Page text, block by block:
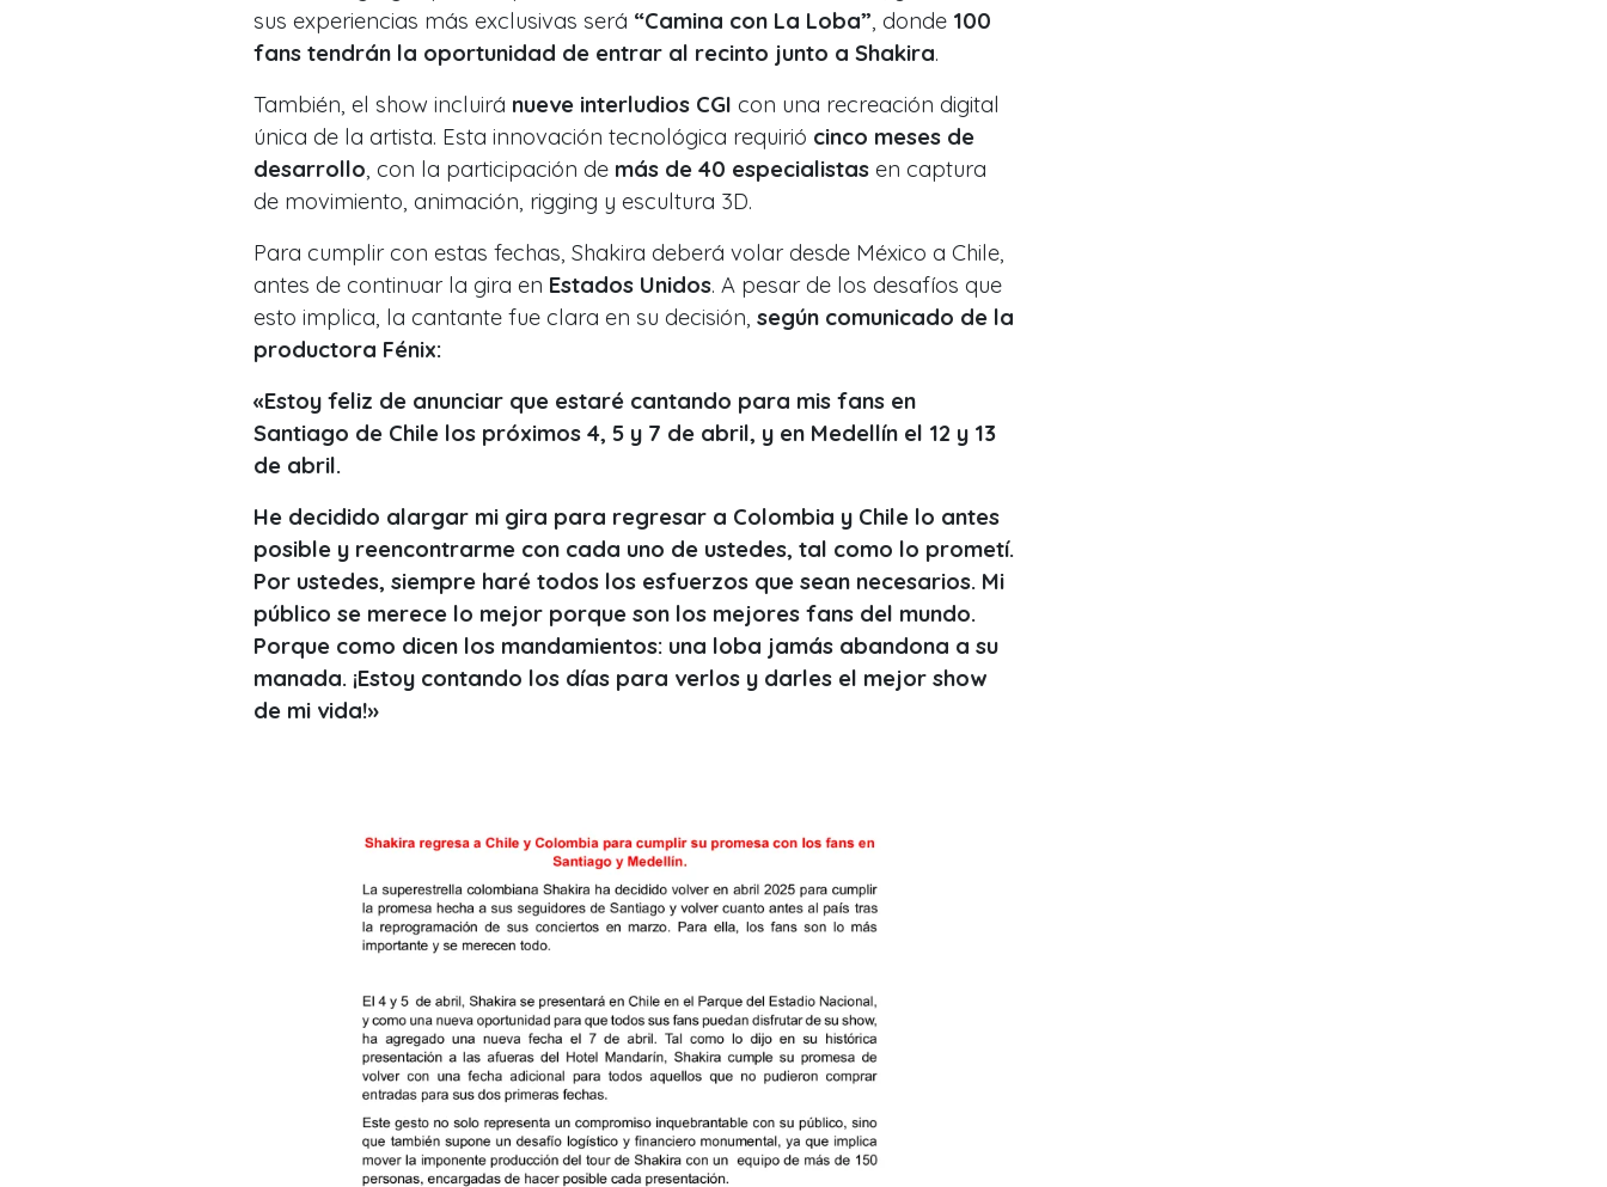
sus experiencias más exclusivas será “Camina con La Loba” , donde 100
fans tendrán la oportunidad de entrar al recinto junto a Shakira.
También, el show incluirá nueve interludios CGI con una recreación digital
única de la artista. Esta innovación tecnológica requirió cinco meses de
desarrollo , con la participación de más de 40 especialistas en captura
de movimiento, animación, rigging y escultura 3D.
Para cumplir con estas fechas, Shakira deberá volar desde México a Chile,
antes de continuar la gira en Estados Unidos. A pesar de los desafíos que
esto implica, la cantante fue clara en su decisión, según comunicado de la
productora Fénix:
«Estoy feliz de anunciar que estaré cantando para mis fans en
Santiago de Chile los próximos 4, 5 y 7 de abril, y en Medellín el 12 y 13
de abril.
He decidido alargar mi gira para regresar a Colombia y Chile lo antes
posible y reencontrarme con cada uno de ustedes, tal como lo prometí.
Por ustedes, siempre haré todos los esfuerzos que sean necesarios. Mi
público se merece lo mejor porque son los mejores fans del mundo.
Porque como dicen los mandamientos: una loba jamás abandona a su
manada. ¡Estoy contando los días para verlos y darles el mejor show
de mi vida!»